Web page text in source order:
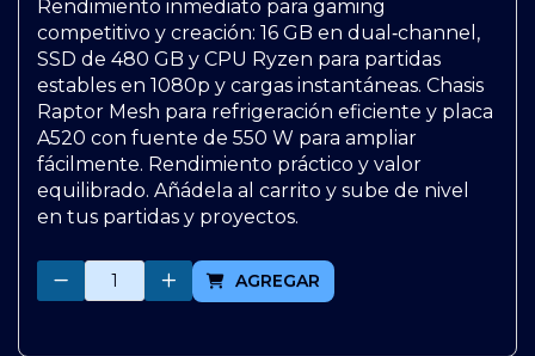
Rendimiento inmediato para gaming
competitivo y creación: 16 GB en dual‑channel,
SSD de 480 GB y CPU Ryzen para partidas
estables en 1080p y cargas instantáneas. Chasis
Raptor Mesh para refrigeración eficiente y placa
A520 con fuente de 550 W para ampliar
fácilmente. Rendimiento práctico y valor
equilibrado. Añádela al carrito y sube de nivel
en tus partidas y proyectos.
AGREGAR